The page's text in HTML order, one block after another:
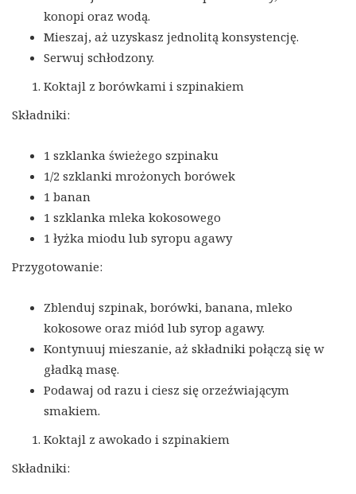
konopi oraz wodą.
Mieszaj, aż uzyskasz jednolitą konsystencję.
Serwuj schłodzony.
Koktajl z borówkami i szpinakiem
Składniki:
1 szklanka świeżego szpinaku
1/2 szklanki mrożonych borówek
1 banan
1 szklanka mleka kokosowego
1 łyżka miodu lub syropu agawy
Przygotowanie:
Zblenduj szpinak, borówki, banana, mleko
kokosowe oraz miód lub syrop agawy.
Kontynuuj mieszanie, aż składniki połączą się w
gładką masę.
Podawaj od razu i ciesz się orzeźwiającym
smakiem.
Koktajl z awokado i szpinakiem
Składniki: